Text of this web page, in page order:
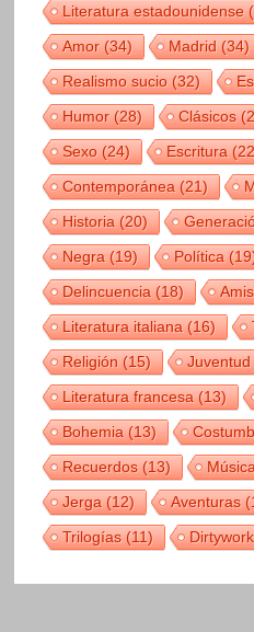
Literatura estadounidense
Amor(34) Madrid(34)
Realismo sucio(32)
Humor(28) Clásicos
Sexo(24) Escritura
Contemporánea(21)
Historia(20)
Negra(19) Política
Delincuencia(18)
Literatura italiana(16)
Religión(15) Juventud
Literatura francesa(13)
Bohemia(13)
Recuerdos(13) Música
Jerga(12) Aventuras
Trilogías(11)